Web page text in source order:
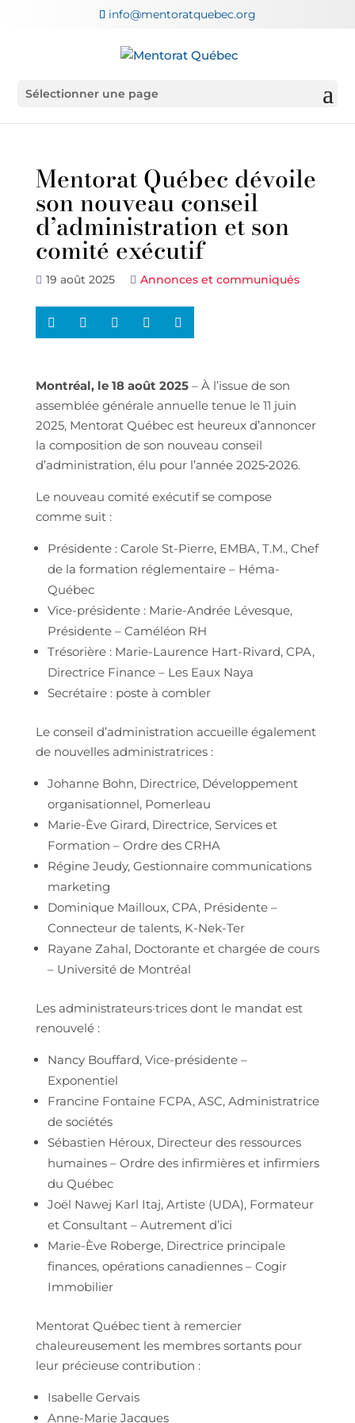
info@mentoratquebec.org
Sélectionner une page
Mentorat Québec dévoile
son nouveau conseil
d’administration et son
comité exécutif
19 août 2025 Annonces et communiqués
Montréal, le 18 août 2025– À l’issue de son
assemblée générale annuelle tenue le 11 juin
2025, Mentorat Québec est heureux d’annoncer
la composition de son nouveau conseil
d’administration, élu pour l’année 2025‑2026.
Le nouveau comité exécutif se compose
comme suit :
Présidente : Carole St-Pierre, EMBA, T.M., Chef
de la formation réglementaire – Héma-
Québec
Vice-présidente : Marie-Andrée Lévesque,
Présidente – Caméléon RH
Trésorière : Marie-Laurence Hart-Rivard, CPA,
Directrice Finance – Les Eaux Naya
Secrétaire : poste à combler
Le conseil d’administration accueille également
de nouvelles administratrices :
Johanne Bohn, Directrice, Développement
organisationnel, Pomerleau
Marie-Ève Girard, Directrice, Services et
Formation – Ordre des CRHA
Régine Jeudy, Gestionnaire communications
marketing
Dominique Mailloux, CPA, Présidente –
Connecteur de talents, K-Nek-Ter
Rayane Zahal, Doctorante et chargée de cours
– Université de Montréal
Les administrateurs·trices dont le mandat est
renouvelé :
Nancy Bouffard, Vice-présidente –
Exponentiel
Francine Fontaine FCPA, ASC, Administratrice
de sociétés
Sébastien Héroux, Directeur des ressources
humaines – Ordre des infirmières et infirmiers
du Québec
Joël Nawej Karl Itaj, Artiste (UDA), Formateur
et Consultant – Autrement d’ici
Marie-Ève Roberge, Directrice principale
finances, opérations canadiennes – Cogir
Immobilier
Mentorat Québec tient à remercier
chaleureusement les membres sortants pour
leur précieuse contribution :
Isabelle Gervais
Anne-Marie Jacques